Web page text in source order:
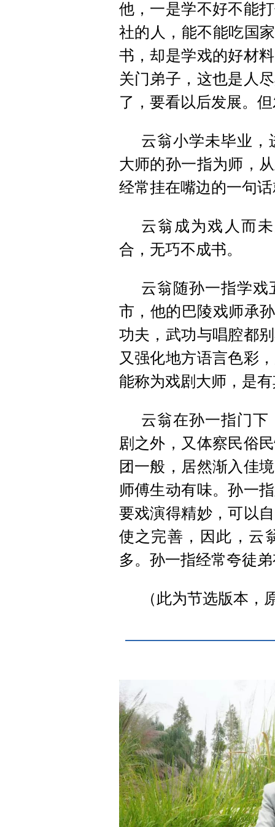
他，一是学不好不能
社的人，能不能吃国
书，却是学戏的好材
关门弟子，这也是人
了，要看以后发展。
云翁小学未毕业
大师的孙一指为师，
经常挂在嘴边的一句
云翁成为戏人而
合，无巧不成书。
云翁随孙一指学
市，他的巴陵戏师承
功夫，武功与唱腔都
又强化地方语言色彩
能称为戏剧大师，是
云翁在孙一指门
剧之外，又体察民俗
团一般，居然渐入佳
师傅生动有味。孙一
要戏演得精妙，可以
使之完善，因此，云
多。孙一指经常夸徒
（此为节选版本，